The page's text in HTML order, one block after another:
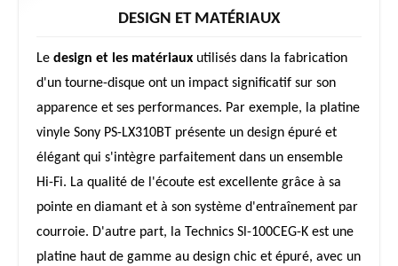
DESIGN ET MATÉRIAUX
Le design et les matériaux utilisés dans la fabrication
d'un tourne-disque ont un impact significatif sur son
apparence et ses performances. Par exemple, la platine
vinyle Sony PS-LX310BT présente un design épuré et
élégant qui s'intègre parfaitement dans un ensemble
Hi-Fi. La qualité de l'écoute est excellente grâce à sa
pointe en diamant et à son système d'entraînement par
courroie. D'autre part, la Technics Sl-100CEG-K est une
platine haut de gamme au design chic et épuré, avec un